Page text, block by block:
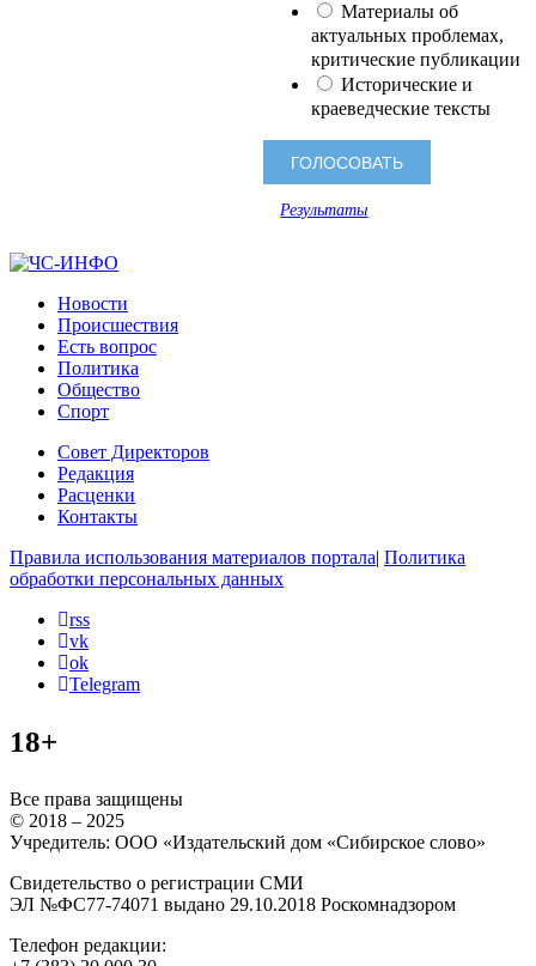
Материалы об
актуальных проблемах,
критические публикации
Исторические и
краеведческие тексты
Результаты
Новости
Происшествия
Есть вопрос
Политика
Общество
Спорт
Совет Директоров
Редакция
Расценки
Контакты
Правила использования материалов портала| Политика
обработки персональных данных
rss
vk
ok
Telegram
18+
Все права защищены
© 2018 – 2025
Учредитель: ООО «Издательский дом «Сибирское слово»
Свидетельство о регистрации СМИ
ЭЛ №ФС77-74071 выдано 29.10.2018 Роскомнадзором
Телефон редакции: